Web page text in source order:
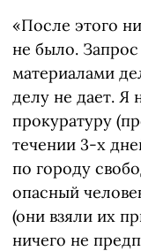
«После этого
не было.
материалами
делу не дает. Я
прокуратуру
течении 3-х
по городу
опасный
(они взяли их
ничего не